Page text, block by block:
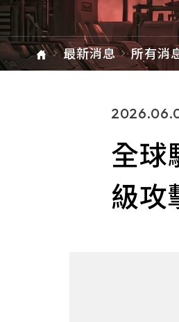
身
「秒
級
攻
擊」
駭
客，
最新消息 所有消
全球
級攻